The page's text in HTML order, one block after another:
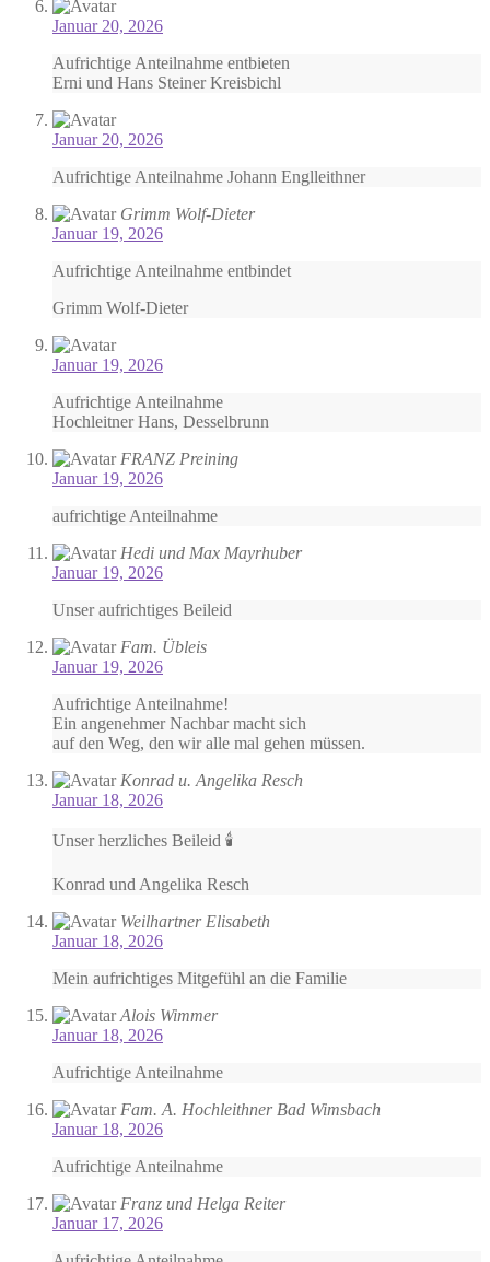
Januar 20, 2026
Aufrichtige Anteilnahme entbieten
Erni und Hans Steiner Kreisbichl
Januar 20, 2026
Aufrichtige Anteilnahme Johann Englleithner
Grimm Wolf-Dieter
Januar 19, 2026
Aufrichtige Anteilnahme entbindet
Grimm Wolf-Dieter
Januar 19, 2026
Aufrichtige Anteilnahme
Hochleitner Hans, Desselbrunn
FRANZ Preining
Januar 19, 2026
aufrichtige Anteilnahme
Hedi und Max Mayrhuber
Januar 19, 2026
Unser aufrichtiges Beileid
Fam. Übleis
Januar 19, 2026
Aufrichtige Anteilnahme!
Ein angenehmer Nachbar macht sich
auf den Weg, den wir alle mal gehen müssen.
Konrad u. Angelika Resch
Januar 18, 2026
Unser herzliches Beileid 🕯
Konrad und Angelika Resch
Weilhartner Elisabeth
Januar 18, 2026
Mein aufrichtiges Mitgefühl an die Familie
Alois Wimmer
Januar 18, 2026
Aufrichtige Anteilnahme
Fam. A. Hochleithner Bad Wimsbach
Januar 18, 2026
Aufrichtige Anteilnahme
Franz und Helga Reiter
Januar 17, 2026